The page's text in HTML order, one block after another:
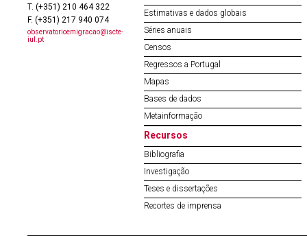
T. (+351) 210 464 322
F. (+351) 217 940 074
observatorioemigracao@iscte-
iul.pt
Estimativas e dados globais
Séries anuais
Censos
Regressos a Portugal
Mapas
Bases de dados
Metainformação
Recursos
Bibliografia
Investigação
Teses e dissertações
Recortes de imprensa